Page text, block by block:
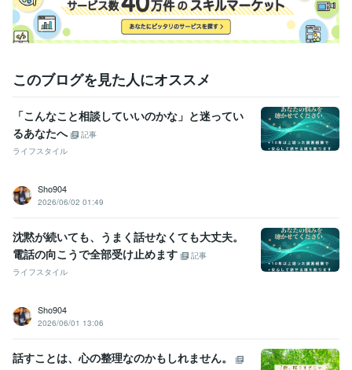
このブログを見た人にオススメ
「こんなこと相談していいのかな」と迷ってい
るあなたへ
記事
ライフスタイル
Sho904
2026/06/02 01:49
沈黙が続いても、うまく話せなくても大丈夫。
電話の向こうで全部受け止めます
記事
ライフスタイル
Sho904
2026/06/01 13:06
話すことは、心の整理なのかもしれません。